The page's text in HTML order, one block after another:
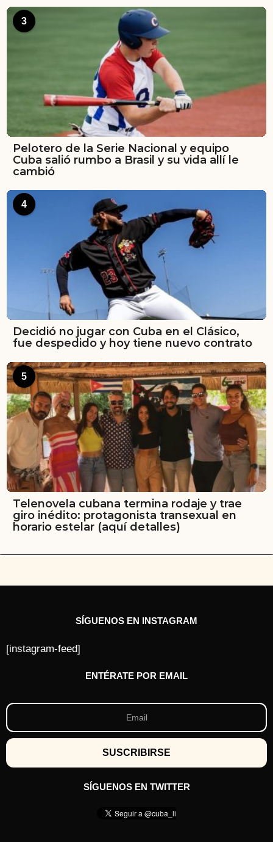
3
Pelotero de la Serie Nacional y equipo
Cuba salió rumbo a Brasil y su vida allí le
cambió
4
Decidió no jugar con Cuba en el Clásico,
fue despedido y hoy tiene nuevo contrato
5
Telenovela cubana termina rodaje y trae
giro inédito: protagonista transexual en
horario estelar (aquí detalles)
SÍGUENOS EN INSTAGRAM
[instagram-feed]
ENTÉRATE POR EMAIL
SÍGUENOS EN TWITTER